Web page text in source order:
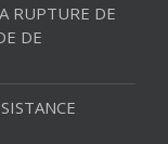
RUPTURE DE
DE